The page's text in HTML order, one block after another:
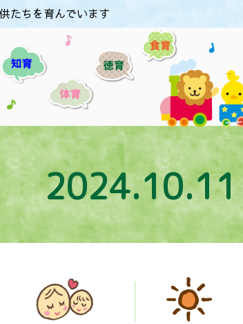
たちを育んでいます
2024.10.11